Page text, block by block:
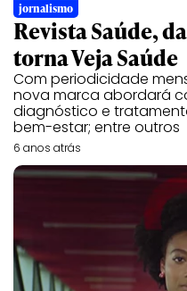
jornalismo
Revista Saúde,
torna Veja Saúde
Com periodicidade
nova marca abordará
diagnóstico e
bem-estar; entre outros
6 anos atrás